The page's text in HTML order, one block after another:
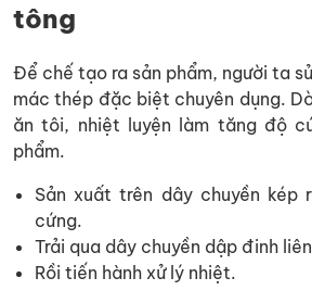
tông
Để chế tạo ra sản phẩm, người ta
mác thép đặc biệt chuyên dụng.
ăn tôi, nhiệt luyện làm tăng độ
phẩm.
Sản xuất trên dây chuyền kép
cứng.
Trải qua dây chuyền dập đinh
Rồi tiến hành xử lý nhiệt.